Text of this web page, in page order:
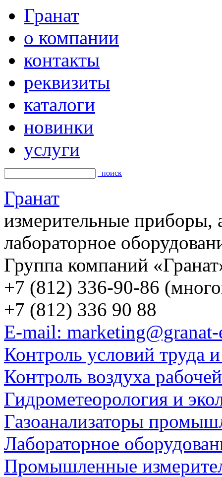
Гранат
о компании
контакты
реквизиты
каталоги
новинки
услуги
поиск
Гранат
измерительные приборы,
лабораторное
Группа компаний
+7 (812) 336-90-86
+7 (812) 336 90 88
E-mail:
Контроль условий труда
Контроль воздуха
Гидрометеорология и
Газоанализаторы
Лабораторное
Промышленные